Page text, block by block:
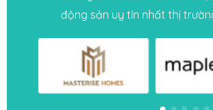
động sản uy tín nhất thị